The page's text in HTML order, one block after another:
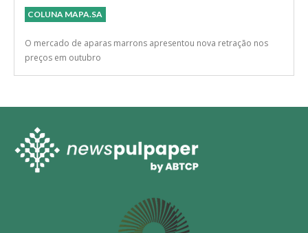
COLUNA MAPA.SA
O mercado de aparas marrons apresentou nova retração nos
preços em outubro